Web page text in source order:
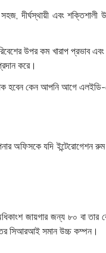
এবং শক্তিশালী উৎস
উপর কম খারাপ প্রভাব
করে।
হবেন কেন আপনি আগে
অফিসকে যদি ইন্টেরোগেশন রুম
জায়গার জন্য ৮০ বা
সিআরআই সমান উচ্চ কম্পন।